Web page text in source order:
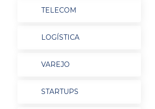
TELECOM
LOGÍSTICA
VAREJO
STARTUPS